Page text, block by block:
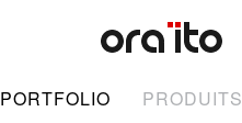
PORTFOLIO PRODUITS